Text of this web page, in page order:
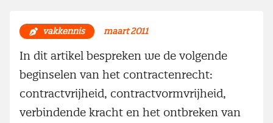
vakkennis maart 2011
In dit artikel bespreken we de volgende
beginselen van het contractenrecht:
contractvrijheid, contractvormvrijheid,
verbindende kracht en het ontbreken van